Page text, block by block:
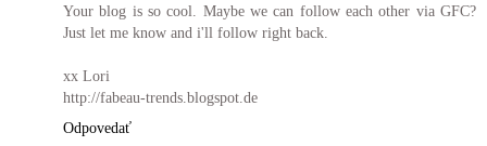
Your blog is so cool. Maybe we can follow each other via GFC?
Just let me know and i'll follow right back.
xx Lori
http://fabeau-trends.blogspot.de
Odpovedať